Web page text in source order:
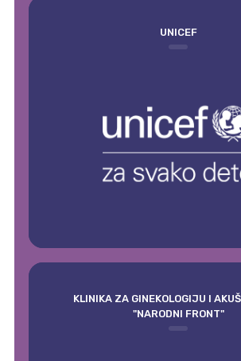
UNICEF
KLINIKA ZA GINEKOLOGIJU I
"NARODNI FRONT"